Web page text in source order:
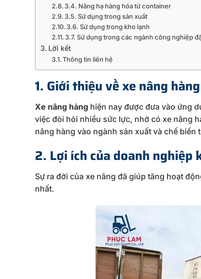
3.4. Nâng hạ hàng hóa từ container
3.5. Sử dụng trong sản xuất
3.6. Sử dụng trong kho lạnh
3.7. Sử dụng trong các ngành công nghiệp
Lời kết
Thông tin liên hệ
1. Giới thiệu về xe nâng hàng
Xe nâng hàng hiện nay được đưa vào ứng
việc đòi hỏi nhiều sức lực, nhờ có xe nâng
nâng hàng vào ngành sản xuất và chế
2. Lợi ích của doanh nghiệp
Sự ra đời của xe nâng đã giúp tăng hoạt
nhất.